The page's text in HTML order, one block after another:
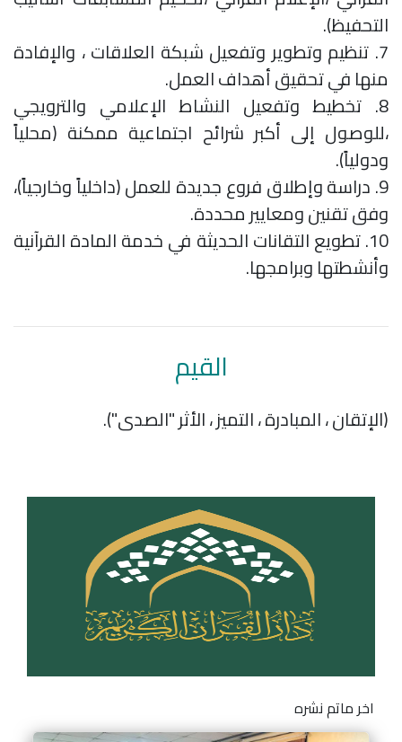
التحفيظ).
7. تنظيم وتطوير وتفعيل شبكة العلاقات ، والإفادة
منها في تحقيق أهداف العمل.
8. تخطيط وتفعيل النشاط الإعلامي والترويجي
،للوصول إلى أكبر شرائح اجتماعية ممكنة (محلياً
ودولياً).
9. دراسة وإطلاق فروع جديدة للعمل (داخلياً وخارجياً)،
وفق تقنين ومعايير محددة.
10. تطويع التقانات الحديثة في خدمة المادة القرآنية
وأنشطتها وبرامجها.
القيم
(الإتقان ، المبادرة ، التميز ، الأثر "الصدى").
اخر ماتم نشره